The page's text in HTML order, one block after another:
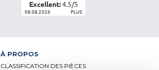
Excellent:4.5/5
08.08.2026 PLUS
À PROPOS
CLASSIFICATION DES PIÈCES